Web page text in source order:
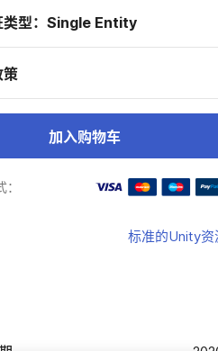
类型：Single Entity
策
加入购物车
标准的Unity